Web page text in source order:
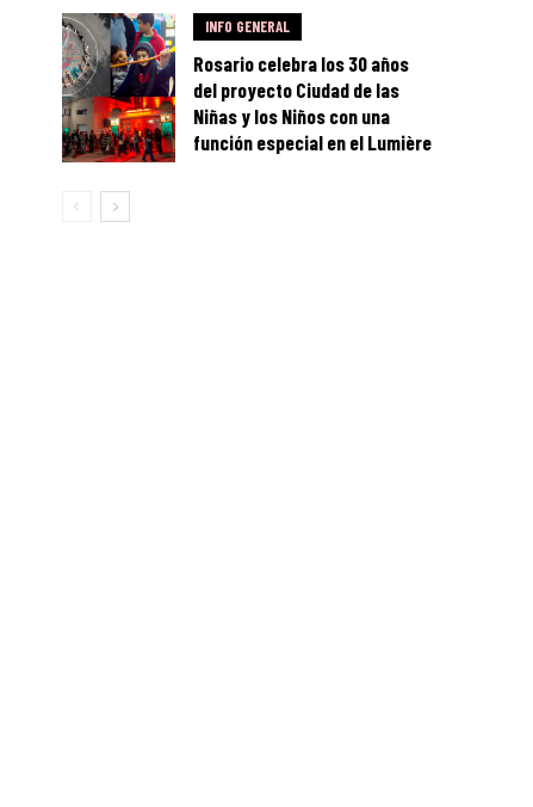
INFO GENERAL
Rosario celebra los 30 años
del proyecto Ciudad de las
Niñas y los Niños con una
función especial en el Lumière